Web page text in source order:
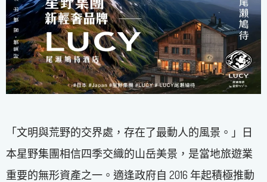
「文明與荒野的交界處，存在了最動人的風景。」日
本星野集團相信四季交織的山岳美景，是當地旅遊業
重要的無形資產之一。適逢政府自 2016 年起積極推動